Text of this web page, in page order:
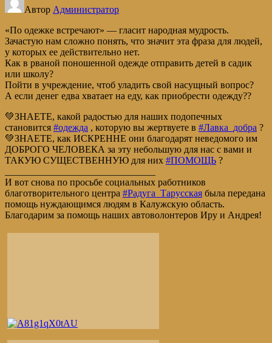
Автор Администратор
«По одежке встречают» — гласит народная мудрость.
Зачастую нам сложно понять, что значит эта фраза для людей,
у которых ее действительно нет.
Как в рваной поношенной одежде отправить детей в садик
или школу?
Пойти в учреждение, чтоб уладить свой насущный вопрос?
А если денег едва хватает на еду, как приобрести одежду??
💚ЗНАЕТЕ, какой радостью для наших подопечных
становится #одежда , которую вы жертвуете в #Лавка_добра ?
💚ЗНАЕТЕ, как ИСКРЕННЕ они благодарят неведомого им
ДОБРОГО ЧЕЛОВЕКА за эту небольшую для нас с вами и
ТАКУЮ СУЩЕСТВЕННУЮ для них #ПОМОЩЬ ?
И вот снова по просьбе социальных работников
благотворительного центра #Радуга_Тарусская была передана
помощь нуждающимся людям в Калужскую область.
Благодарим за помощь наших автоволонтеров Иру и Андрея!